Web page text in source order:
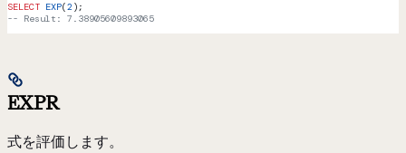
SELECT EXP(2);
-- Result: 7.38905609893065
EXPR
式を評価します。